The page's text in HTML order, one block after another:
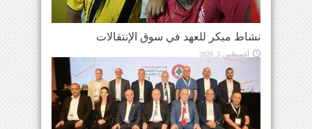
نشاط مبكر للعهد في سوق الإنتقالات
أغسطس 5, 2026